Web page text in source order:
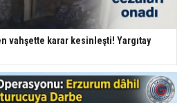
vahşette karar kesinleşti! Yargıtay